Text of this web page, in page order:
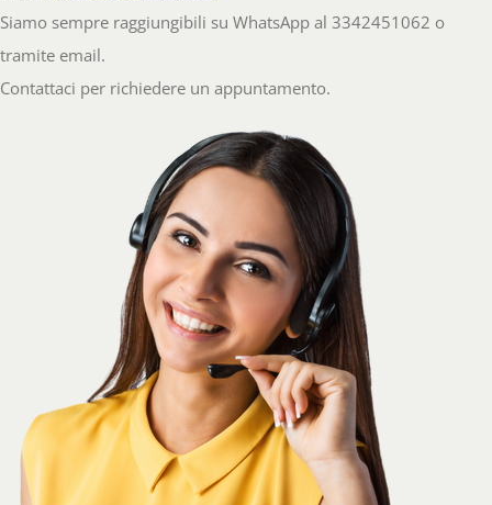
Siamo sempre raggiungibili su WhatsApp al 3342451062 o
tramite email.
Contattaci per richiedere un appuntamento.